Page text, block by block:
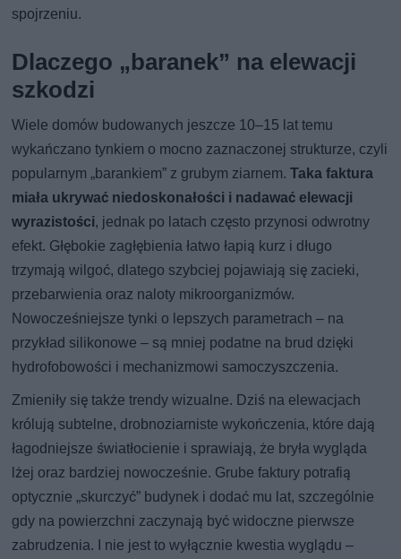
spojrzeniu.
Dlaczego „baranek” na elewacji
szkodzi
Wiele domów budowanych jeszcze 10–15 lat temu
wykańczano tynkiem o mocno zaznaczonej strukturze, czyli
popularnym „barankiem” z grubym ziarnem.Taka faktura
miała ukrywać niedoskonałości i nadawać elewacji
wyrazistości, jednak po latach często przynosi odwrotny
efekt. Głębokie zagłębienia łatwo łapią kurz i długo
trzymają wilgoć, dlatego szybciej pojawiają się zacieki,
przebarwienia oraz naloty mikroorganizmów.
Nowocześniejsze tynki o lepszych parametrach – na
przykład silikonowe – są mniej podatne na brud dzięki
hydrofobowości i mechanizmowi samoczyszczenia.
Zmieniły się także trendy wizualne. Dziś na elewacjach
królują subtelne, drobnoziarniste wykończenia, które dają
łagodniejsze światłocienie i sprawiają, że bryła wygląda
lżej oraz bardziej nowocześnie. Grube faktury potrafią
optycznie „skurczyć” budynek i dodać mu lat, szczególnie
gdy na powierzchni zaczynają być widoczne pierwsze
zabrudzenia. I nie jest to wyłącznie kwestia wyglądu –